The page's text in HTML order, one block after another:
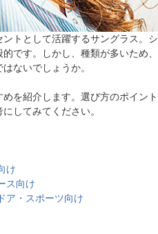
トとして活躍するサングラス。シ
です。しかし、種類が多いため、
ないでしょうか。
を紹介します。選び方のポイント
してみてください。
け
ス向け
ア・スポーツ向け